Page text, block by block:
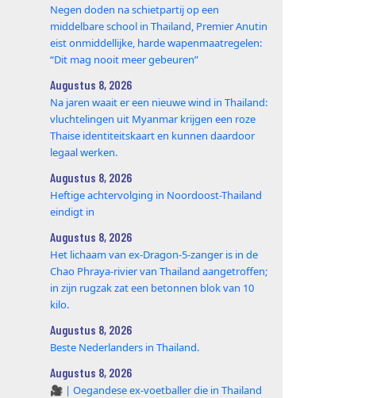
Negen doden na schietpartij op een
middelbare school in Thailand, Premier Anutin
eist onmiddellijke, harde wapenmaatregelen:
“Dit mag nooit meer gebeuren”
Augustus 8, 2026
Na jaren waait er een nieuwe wind in Thailand:
vluchtelingen uit Myanmar krijgen een roze
Thaise identiteitskaart en kunnen daardoor
legaal werken.
Augustus 8, 2026
Heftige achtervolging in Noordoost-Thailand
eindigt in
Augustus 8, 2026
Het lichaam van ex-Dragon‑5‑zanger is in de
Chao Phraya‑rivier van Thailand aangetroffen;
in zijn rugzak zat een betonnen blok van 10
kilo.
Augustus 8, 2026
Beste Nederlanders in Thailand.
Augustus 8, 2026
🎥 | Oegandese ex-voetballer die in Thailand